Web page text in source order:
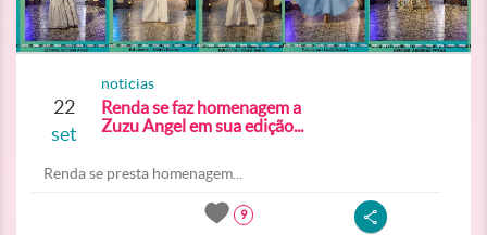
22
set
noticias
Renda se faz homenagem a
Zuzu Angel em sua edição...
Renda se presta homenagem...
9